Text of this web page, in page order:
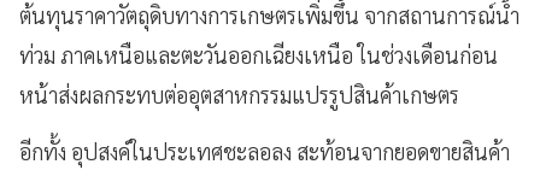
ต้นทุนราคาวัตถุดิบทางการเกษตรเพิ่มขึ้น จากสถานการณ์น้ำ
ท่วม ภาคเหนือและตะวันออกเฉียงเหนือ ในช่วงเดือนก่อน
หน้าส่งผลกระทบต่ออุตสาหกรรมแปรรูปสินค้าเกษตร
อีกทั้ง อุปสงค์ในประเทศชะลอลง สะท้อนจากยอดขายสินค้า